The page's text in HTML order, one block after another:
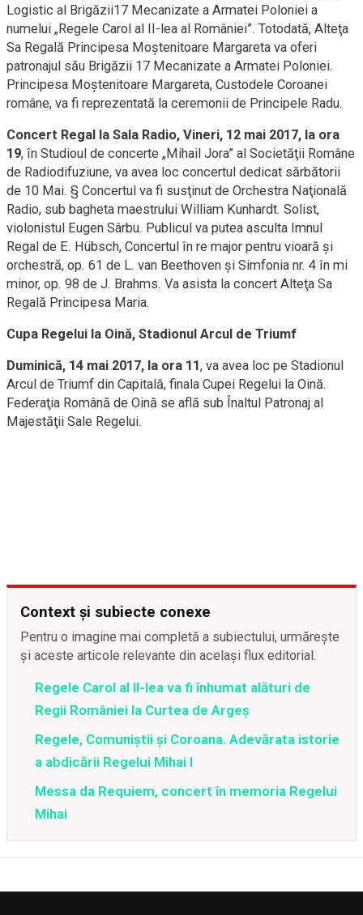
Logistic al Brigăzii17 Mecanizate a Armatei Poloniei a
numelui „Regele Carol al II-lea al României”. Totodată, Alteţa
Sa Regală Principesa Moştenitoare Margareta va oferi
patronajul său Brigăzii 17 Mecanizate a Armatei Poloniei.
Principesa Moştenitoare Margareta, Custodele Coroanei
române, va fi reprezentată la ceremonii de Principele Radu.
Concert Regal la Sala Radio, Vineri, 12 mai 2017, la ora
19, în Studioul de concerte „Mihail Jora” al Societăţii Române
de Radiodifuziune, va avea loc concertul dedicat sărbătorii
de 10 Mai. § Concertul va fi susţinut de Orchestra Naţională
Radio, sub bagheta maestrului William Kunhardt. Solist,
violonistul Eugen Sârbu. Publicul va putea asculta Imnul
Regal de E. Hübsch, Concertul în re major pentru vioară şi
orchestră, op. 61 de L. van Beethoven şi Simfonia nr. 4 în mi
minor, op. 98 de J. Brahms. Va asista la concert Alteţa Sa
Regală Principesa Maria.
Cupa Regelui la Oină, Stadionul Arcul de Triumf
Duminică, 14 mai 2017, la ora 11, va avea loc pe Stadionul
Arcul de Triumf din Capitală, finala Cupei Regelui la Oină.
Federaţia Română de Oină se află sub Înaltul Patronaj al
Majestăţii Sale Regelui.
Context și subiecte conexe
Pentru o imagine mai completă a subiectului, urmărește
și aceste articole relevante din același flux editorial.
Regele Carol al II-lea va fi înhumat alături de
Regii României la Curtea de Argeș
Regele, Comuniştii şi Coroana. Adevărata istorie
a abdicării Regelui Mihai I
Messa da Requiem, concert în memoria Regelui
Mihai